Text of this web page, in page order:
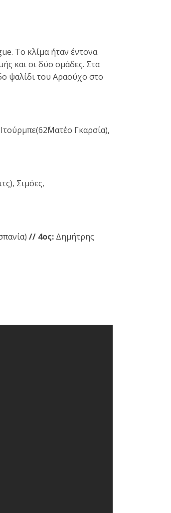
Το κλίμα ήταν έντονα
και οι δύο ομάδες. Στα
ψαλίδι του Αραούχο στο
Γκαρσία),
Σιμόες,
// 4ος: Δημήτρης